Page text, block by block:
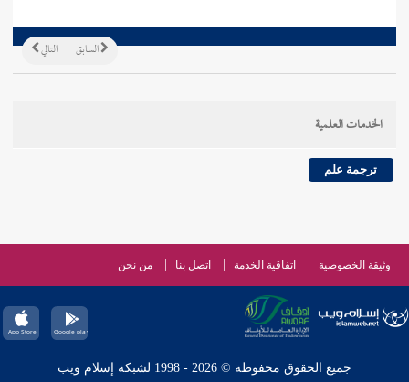
التالي السابق
الخدمات العلمية
ترجمة علم
وثيقة الخصوصية اتفاقية الخدمة اتصل بنا من نحن
جميع الحقوق محفوظة © 2026 - 1998 لشبكة إسلام ويب